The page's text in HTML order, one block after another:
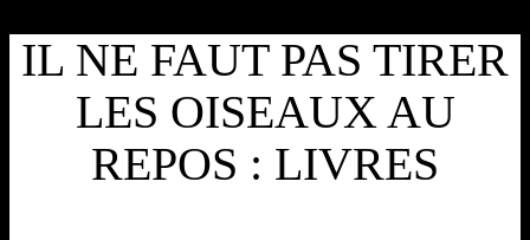
IL NE FAUT PAS TIRER
LES OISEAUX AU
REPOS : LIVRES